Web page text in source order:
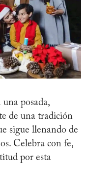
posada,
de una tradición
sigue llenando de
Celebra con fe,
por esta